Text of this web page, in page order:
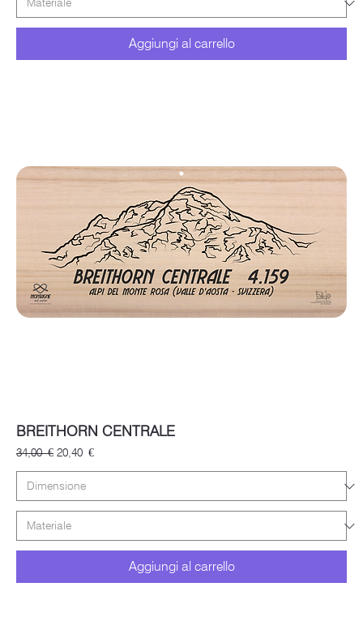
Aggiungi al carrello
BREITHORN CENTRALE
Prezzo regolare
34,00 € Prezzo scontato
20,40 €
Aggiungi al carrello